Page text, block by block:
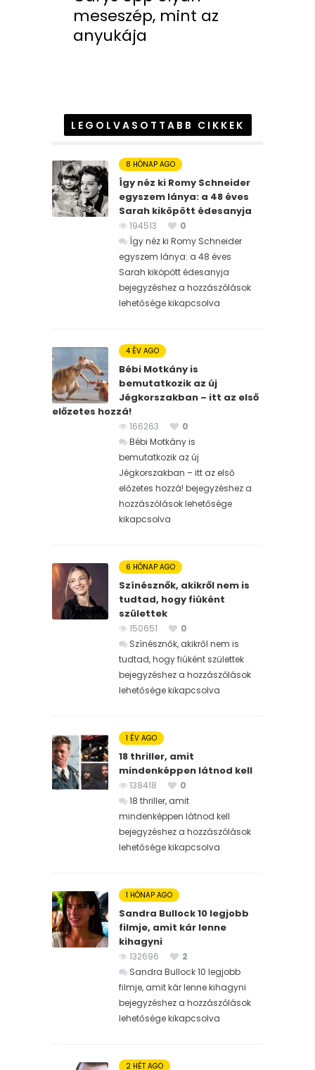
meseszép, mint az
anyukája
LEGOLVASOTTABB CIKKEK
8 HÓNAP AGO
Így néz ki Romy Schneider
egyszem lánya: a 48 éves
Sarah kiköpött édesanyja
194513
0
Így néz ki Romy Schneider
egyszem lánya: a 48 éves
Sarah kiköpött édesanyja
bejegyzéshez a hozzászólások
lehetősége kikapcsolva
4 ÉV AGO
Bébi Motkány is
bemutatkozik az új
Jégkorszakban – itt az első
előzetes hozzá!
166263
0
Bébi Motkány is
bemutatkozik az új
Jégkorszakban – itt az első
előzetes hozzá! bejegyzéshez a
hozzászólások lehetősége
kikapcsolva
6 HÓNAP AGO
Színésznők, akikről nem is
tudtad, hogy fiúként
születtek
150651
0
Színésznők, akikről nem is
tudtad, hogy fiúként születtek
bejegyzéshez a hozzászólások
lehetősége kikapcsolva
1 ÉV AGO
18 thriller, amit
mindenképpen látnod kell
138418
0
18 thriller, amit
mindenképpen látnod kell
bejegyzéshez a hozzászólások
lehetősége kikapcsolva
1 HÓNAP AGO
Sandra Bullock 10 legjobb
filmje, amit kár lenne
kihagyni
132696
2
Sandra Bullock 10 legjobb
filmje, amit kár lenne kihagyni
bejegyzéshez a hozzászólások
lehetősége kikapcsolva
2 HÉT AGO